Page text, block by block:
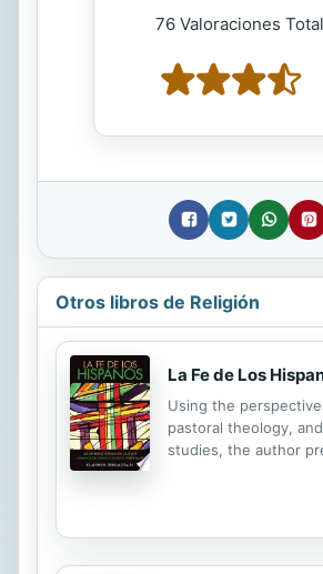
76 Valoraciones
Otros libros de Religión
La Fe de Los
Using the
pastoral theology,
studies, the author
to the way that
come to be practiced
Latin America, and is